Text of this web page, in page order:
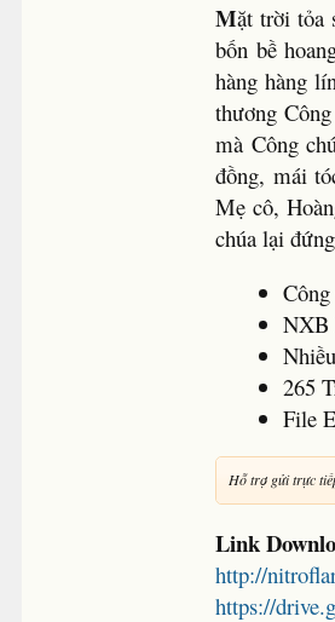
Mặt trời tỏa
bốn bề
hàng hàng
thương
mà Công
đồng, mái
Mẹ cô,
chúa lại
NXB
265
File
Hỗ trợ gửi trực
Link
http://
https://